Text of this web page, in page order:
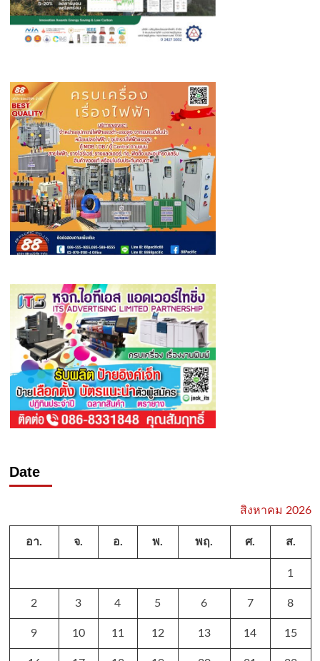
Date
สิงหาคม 2026
อา. จ. อ. พ. พฤ. ศ. ส.
1
2 3 4 5 6 7 8
9 10 11 12 13 14 15